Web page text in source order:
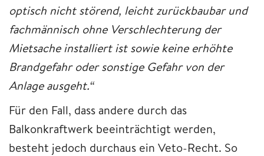
optisch nicht störend, leicht zurückbaubar und
fachmännisch ohne Verschlechterung der
Mietsache installiert ist sowie keine erhöhte
Brandgefahr oder sonstige Gefahr von der
Anlage ausgeht.“
Für den Fall, dass andere durch das
Balkonkraftwerk beeinträchtigt werden,
besteht jedoch durchaus ein Veto-Recht. So